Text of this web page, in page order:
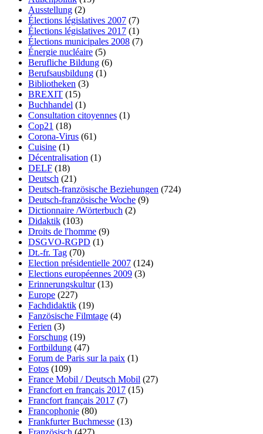
Ausstellung (2)
Élections législatives 2007 (7)
Élections législatives 2017 (1)
Élections municipales 2008 (7)
Énergie nucléaire (5)
Berufliche Bildung (6)
Berufsausbildung (1)
Bibliotheken (3)
BREXIT (15)
Buchhandel (1)
Consultation citoyennes (1)
Cop21 (18)
Corona-Virus (61)
Cuisine (1)
Décentralisation (1)
DELF (18)
Deutsch (21)
Deutsch-französische Beziehungen (724)
Deutsch-französische Woche (9)
Dictionnaire /Wörterbuch (2)
Didaktik (103)
Droits de l'homme (9)
DSGVO-RGPD (1)
Dt.-fr. Tag (70)
Election présidentielle 2007 (124)
Elections européennes 2009 (3)
Erinnerungskultur(13)
Europe (227)
Fachdidaktik (19)
Fanzösische Filmtage (4)
Ferien (3)
Forschung (19)
Fortbildung (47)
Forum de Paris sur la paix (1)
Fotos (109)
France Mobil / Deutsch Mobil (27)
Francfort en français 2017 (15)
Francfort français 2017 (7)
Francophonie (80)
Frankfurter Buchmesse (13)